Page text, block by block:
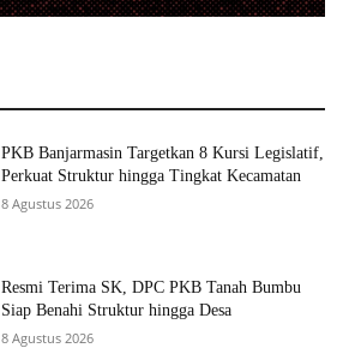
PKB Banjarmasin Targetkan 8 Kursi Legislatif,
Perkuat Struktur hingga Tingkat Kecamatan
8 Agustus 2026
Resmi Terima SK, DPC PKB Tanah Bumbu
Siap Benahi Struktur hingga Desa
8 Agustus 2026